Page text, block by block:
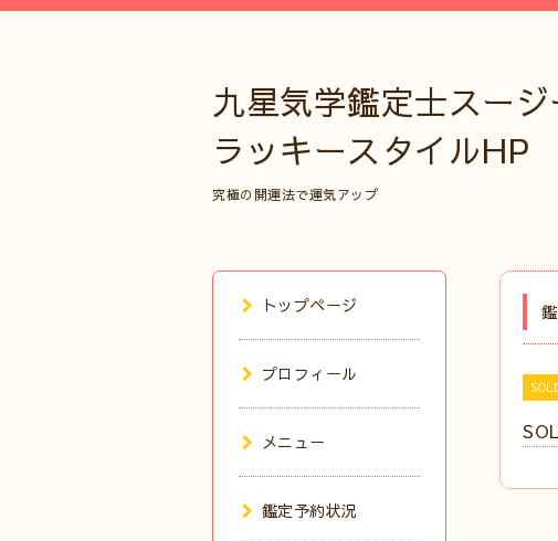
九星気学鑑定士スー
ラッキースタイルHP
究極の開運法で運気アップ
トップページ
プロフィール
メニュー
鑑定予約状況